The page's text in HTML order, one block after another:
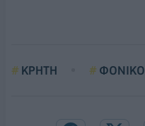
ΚΡΗΤΗ ΦΟΝΙΚΟ